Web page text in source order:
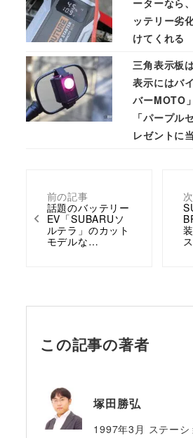
前の記事
話題のバッテリー
EV「SUBARUソ
ルテラ」のカット
モデルな…
ッテリー劣
けてくれる
三角表示板
表示にはバ
バーMOTO
「パープル
レゼントに
この記事の著者
塚田勝弘
1997年3月 ステーシ